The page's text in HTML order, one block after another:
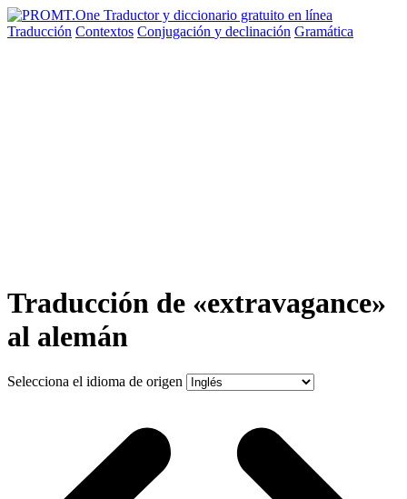
Traducción Contextos Conjugación y declinación Gramática
Traducción de «extravagance»
al alemán
Selecciona el idioma de origen